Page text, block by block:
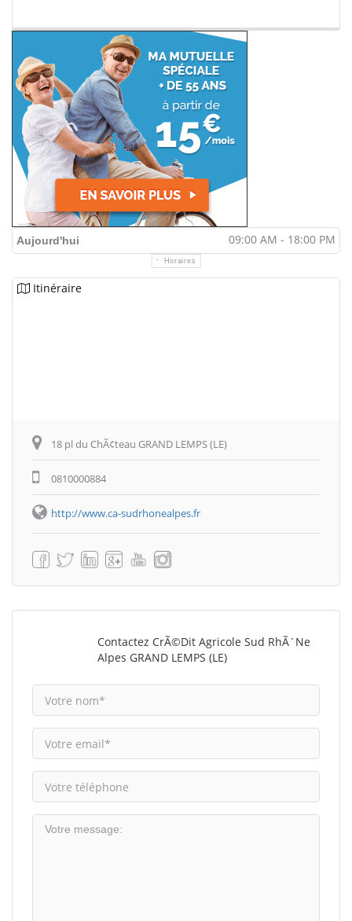
Aujourd'hui 09:00 AM - 18:00 PM
Horaires
Itinéraire
18 pl du ChÃ¢teau GRAND LEMPS (LE)
0810000884
http://www.ca-sudrhonealpes.fr
Contactez CrÃ©dit Agricole Sud RhÃ´ne
Alpes GRAND LEMPS (LE)